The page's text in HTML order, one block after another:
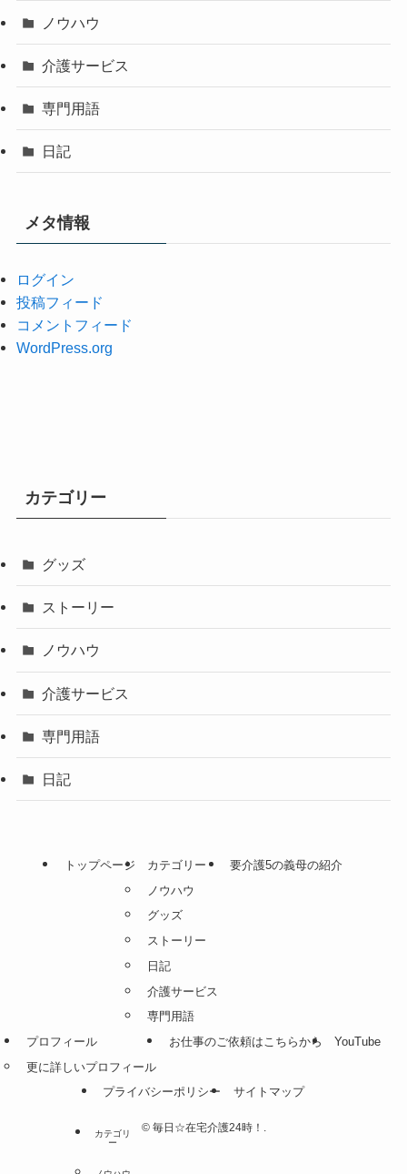
ノウハウ
介護サービス
専門用語
日記
メタ情報
ログイン
投稿フィード
コメントフィード
WordPress.org
カテゴリー
グッズ
ストーリー
ノウハウ
介護サービス
専門用語
日記
トップページ
カテゴリー
ノウハウ
グッズ
ストーリー
日記
介護サービス
専門用語
要介護5の義母の紹介
プロフィール
更に詳しいプロフィール
お仕事のご依頼はこちらから YouTube
プライバシーポリシー サイトマップ
©毎日☆在宅介護24時！.
カテゴリ
ー